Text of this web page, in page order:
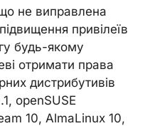
не виправлена
привілеїв
будь-якому
отримати права
дистрибутивів
openSUSE
10, AlmaLinux 10,